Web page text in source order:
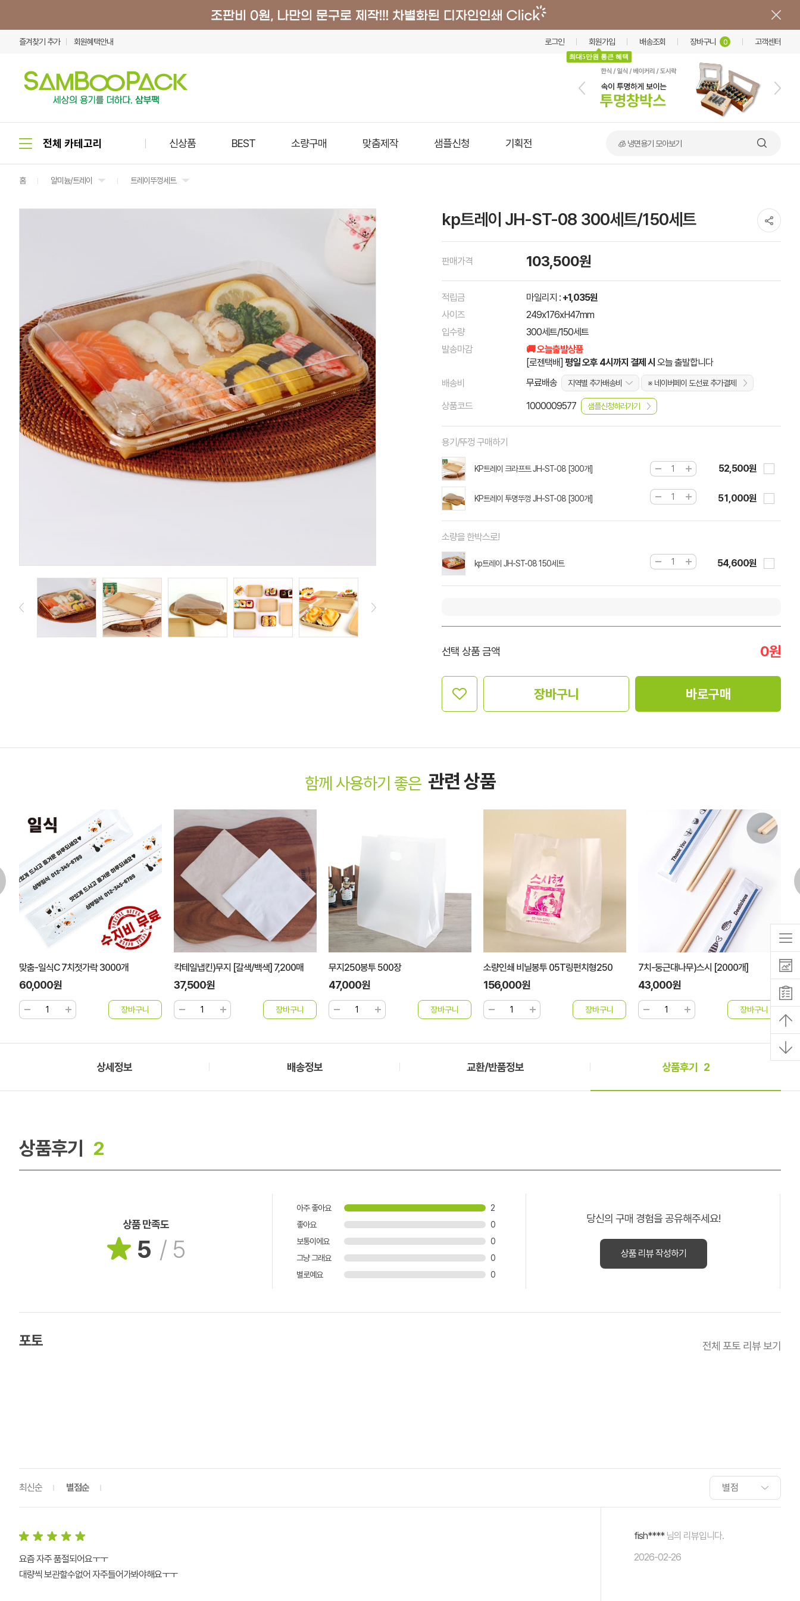
즐겨찾기 추가 회원혜택안내 로그인 회원가입
최대5만원 통큰 혜택
배송조회 장바구니 0 고객센터
신상품 BEST 소량구매 맞춤제작 샘플신청 기획전 🍲 덮밥·비빔밥 가마솥용기
홈 알미늄/트레이 트레이뚜껑세트
kp트레이 JH-ST-08 300세트/150세트
판매가격 103,500원
적립금 마일리지 : +1,035원
사이즈
249x176xH47mm
입수량
300세트/150세트
발송마감
🚚 오늘출발상품
[로젠택배] 평일 오후 4시까지 결제 시 오늘 출발합니다
배송비
무료배송 지역별 추가배송비 ※ 네이버페이 도선료 추가결제
상품코드 1000009577 샘플신청하러가기
용기/뚜껑 구매하기
KP트레이 크라프트 JH-ST-08 [300개] 52,500원
KP트레이 투명뚜껑 JH-ST-08 [300개] 51,000원
소량을 한박스로!
kp트레이 JH-ST-08 150세트 54,600원
선택 상품 금액 0원
장바구니 바로구매
함께 사용하기 좋은 관련 상품
맞춤-일식C 7치젓가락 3000개
60,000원
칵테일냅킨)무지 [갈색/백색] 7,200매
37,500원
무지250봉투 500장
47,000원
소량인쇄 비닐봉투 05T링펀치형250
156,000원
7치-둥근대나무)스시 [2000개]
43,000원
상세정보 배송정보 교환/반품정보 상품후기 2
상품후기 2
상품 만족도
5 / 5
아주 좋아요
2
좋아요
0
보통이에요
0
그냥 그래요
0
별로예요
0
당신의 구매 경험을 공유해주세요!
상품 리뷰 작성하기
포토 전체 포토 리뷰 보기
최신순 별점순
요즘 자주 품절되어요ㅜㅜ
대량씩 보관할수없어 자주들어가봐야해요ㅜㅜ
fish****님의 리뷰입니다.
2026-02-26